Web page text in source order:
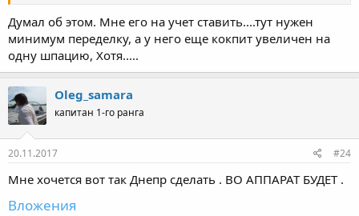
Думал об этом. Мне его на учет ставить....тут нужен
минимум переделку, а у него еще кокпит увеличен на
одну шпацию, Хотя.....
Oleg_samara
капитан 1-го ранга
20.11.2017 #24
Мне хочется вот так Днепр сделать . ВО АППАРАТ БУДЕТ .
Вложения